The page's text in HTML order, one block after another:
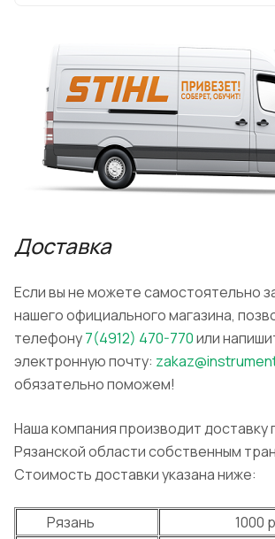
Доставка
Если вы не можете самостоятельно
нашего официального магазина,
телефону7(4912) 470-770или
электронную почту:
обязательно поможем!
Наша компания производит доставку
Рязанской области собственным
Стоимость доставки указана ниже:
Рязань
1000